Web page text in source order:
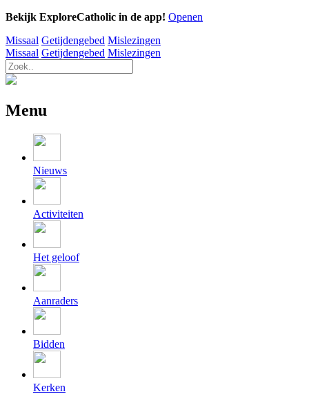
Bekijk ExploreCatholic in de app! Openen
Missaal Getijdengebed Mislezingen
Missaal Getijdengebed Mislezingen
Menu
Nieuws
Activiteiten
Het geloof
Aanraders
Bidden
Kerken